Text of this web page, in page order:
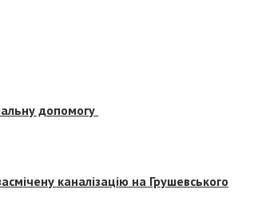
допомогу
каналізацію на Грушевського